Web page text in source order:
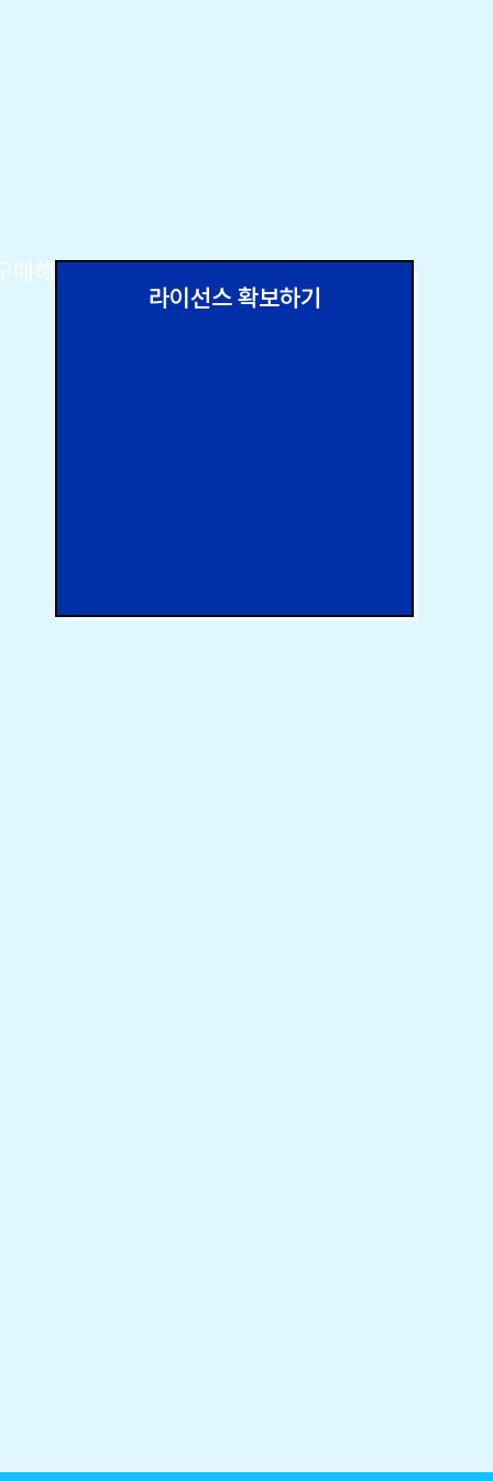
매해
라이선스 확보하기